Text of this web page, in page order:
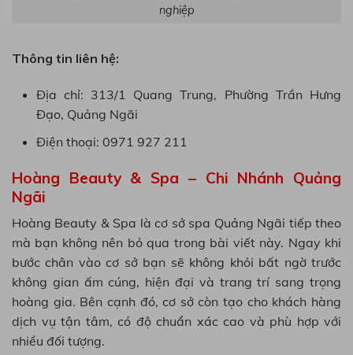
nghiệp
Thông tin liên hệ:
Địa chỉ: 313/1 Quang Trung, Phường Trần Hưng
Đạo, Quảng Ngãi
Điện thoại: 0971 927 211
Hoàng Beauty & Spa – Chi Nhánh Quảng
Ngãi
Hoàng Beauty & Spa là cơ sở spa Quảng Ngãi tiếp theo
mà bạn không nên bỏ qua trong bài viết này. Ngay khi
bước chân vào cơ sở bạn sẽ không khỏi bất ngờ trước
không gian ấm cúng, hiện đại và trang trí sang trọng
hoàng gia. Bên cạnh đó, cơ sở còn tạo cho khách hàng
dịch vụ tận tâm, có độ chuẩn xác cao và phù hợp với
nhiều đối tượng.